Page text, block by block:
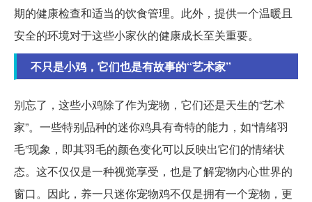
期的健康检查和适当的饮食管理。此外，提供一个温暖且
安全的环境对于这些小家伙的健康成长至关重要。
不只是小鸡，它们也是有故事的“艺术家”
别忘了，这些小鸡除了作为宠物，它们还是天生的“艺术
家”。一些特别品种的迷你鸡具有奇特的能力，如“情绪羽
毛”现象，即其羽毛的颜色变化可以反映出它们的情绪状
态。这不仅仅是一种视觉享受，也是了解宠物内心世界的
窗口。因此，养一只迷你宠物鸡不仅是拥有一个宠物，更